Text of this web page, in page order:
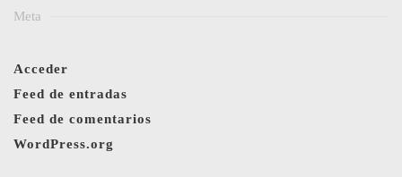
Meta
Acceder
Feed de entradas
Feed de comentarios
WordPress.org